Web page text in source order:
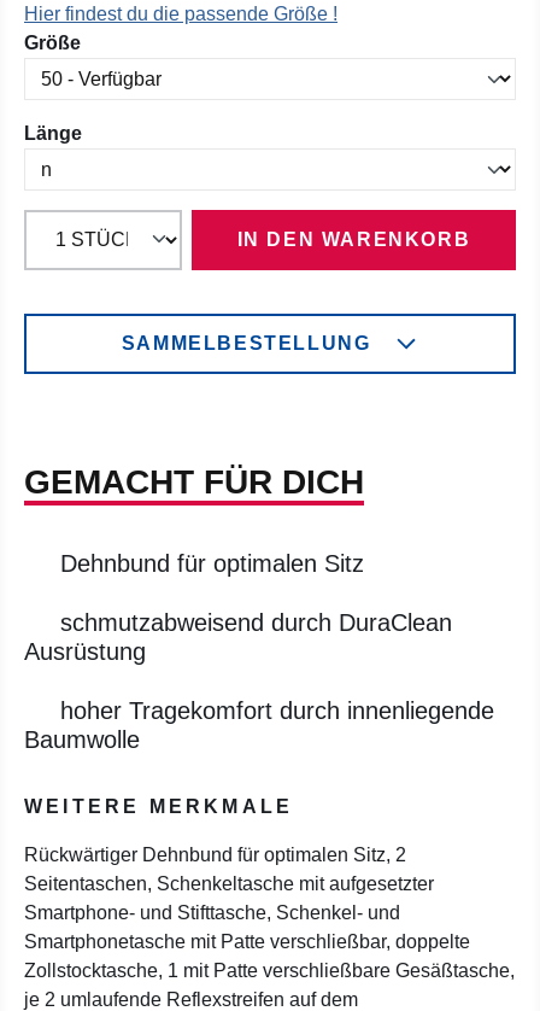
Hier findest du die passende Größe !
Größeauswählen
Längeauswählen
IN DEN WARENKORB
SAMMELBESTELLUNG
GEMACHT FÜR DICH
Dehnbund für optimalen Sitz
schmutzabweisend durch DuraClean
Ausrüstung
hoher Tragekomfort durch innenliegende
Baumwolle
WEITERE MERKMALE
Rückwärtiger Dehnbund für optimalen Sitz, 2
Seitentaschen, Schenkeltasche mit aufgesetzter
Smartphone- und Stifttasche, Schenkel- und
Smartphonetasche mit Patte verschließbar, doppelte
Zollstocktasche, 1 mit Patte verschließbare Gesäßtasche,
je 2 umlaufende Reflexstreifen auf dem